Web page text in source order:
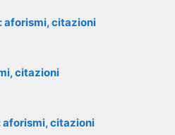
aforismi, citazioni
citazioni
aforismi, citazioni